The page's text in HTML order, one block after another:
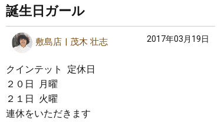
誕生日ガール
敷島店 茂木 壮志 2017年03月19日
クインテット 定休日
２０日 月曜
２１日 火曜
連休をいただきます